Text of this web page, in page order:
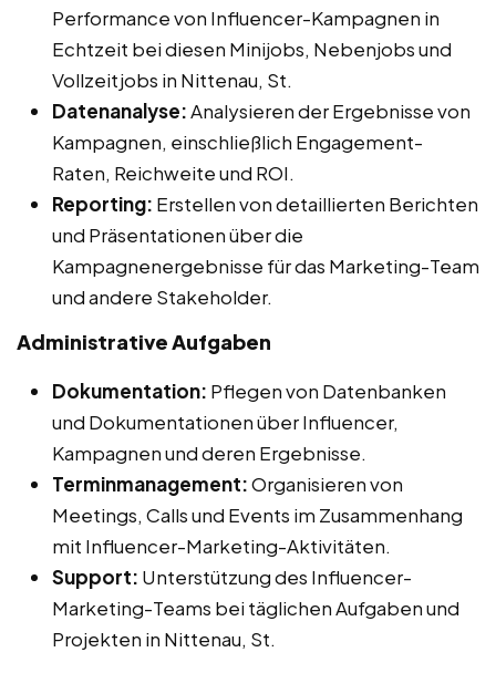
Performance von Influencer-Kampagnen in
Echtzeit bei diesen Minijobs, Nebenjobs und
Vollzeitjobs in Nittenau, St.
Datenanalyse:Analysieren der Ergebnisse von
Kampagnen, einschließlich Engagement-
Raten, Reichweite und ROI.
Reporting: Erstellen von detaillierten Berichten
und Präsentationen über die
Kampagnenergebnisse für das Marketing-Team
und andere Stakeholder.
Administrative Aufgaben
Dokumentation: Pflegen von Datenbanken
und Dokumentationen über Influencer,
Kampagnen und deren Ergebnisse.
Terminmanagement:Organisieren von
Meetings, Calls und Events im Zusammenhang
mit Influencer-Marketing-Aktivitäten.
Support: Unterstützung des Influencer-
Marketing-Teams bei täglichen Aufgaben und
Projekten in Nittenau, St.